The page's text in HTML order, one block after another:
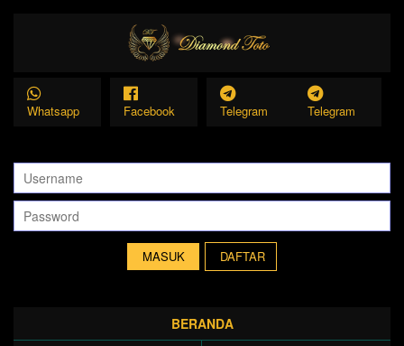
Whatsapp Facebook Telegram Telegram
DAFTAR
BERANDA